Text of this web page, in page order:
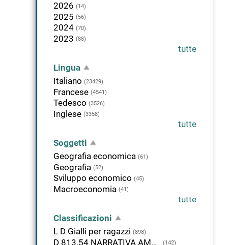
2026 (14)
2025 (56)
2024 (70)
2023 (88)
tutte
Lingua
Italiano (23429)
Francese (4541)
Tedesco (3526)
Inglese (3358)
tutte
Soggetti
Geografia economica (61)
Geografia (52)
Sviluppo economico (45)
Macroeconomia (41)
tutte
Classificazioni
L D Gialli per ragazzi (898)
D 813.54 NARRATIVA AMERICANA IN LINGUA INGLESE, 1945-1999 (142)